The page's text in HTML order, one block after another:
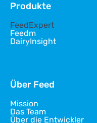
Produkte
FeedExpert
Feedm
DairyInsight
Über Feed
Mission
Das Team
Über die Entwickler